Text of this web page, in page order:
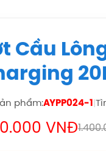
Cầu
phẩm:AYPP024-1 |
VNĐ